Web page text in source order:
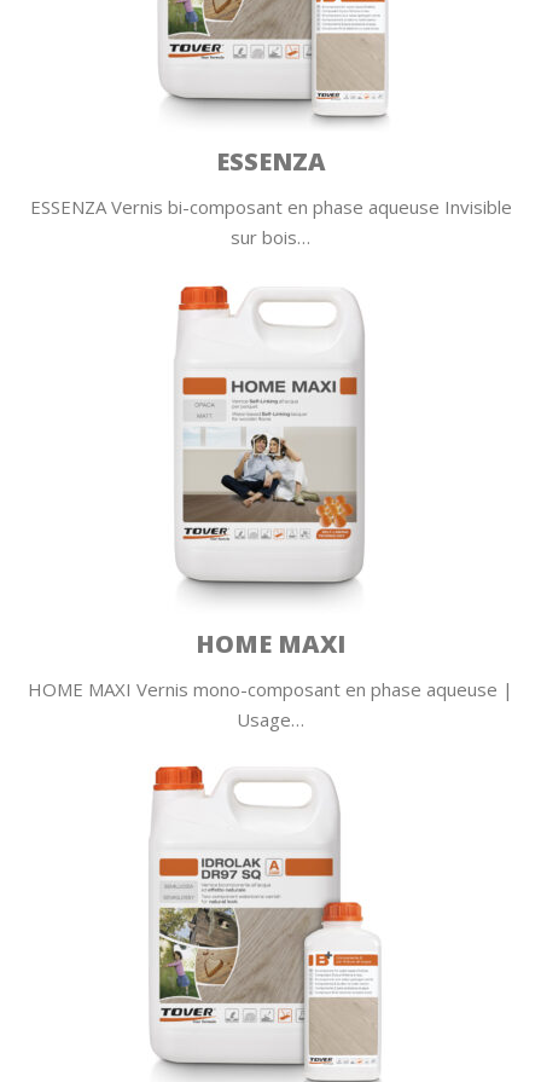
ESSENZA
ESSENZA Vernis bi-composant en phase aqueuse Invisible
sur bois…
HOME MAXI
HOME MAXI Vernis mono-composant en phase aqueuse |
Usage…